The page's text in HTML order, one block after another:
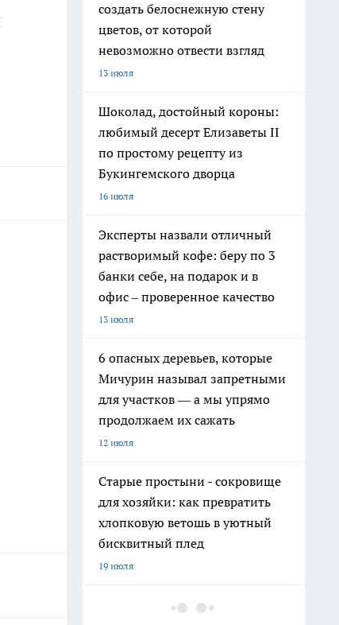
создать белоснежную стену
цветов, от которой
невозможно отвести взгляд
13 июля
Шоколад, достойный короны:
любимый десерт Елизаветы II
по простому рецепту из
Букингемского дворца
16 июля
Эксперты назвали отличный
растворимый кофе: беру по 3
банки себе, на подарок и в
офис – проверенное качество
13 июля
6 опасных деревьев, которые
Мичурин называл запретными
для участков — а мы упрямо
продолжаем их сажать
12 июля
Старые простыни - сокровище
для хозяйки: как превратить
хлопковую ветошь в уютный
бисквитный плед
19 июля